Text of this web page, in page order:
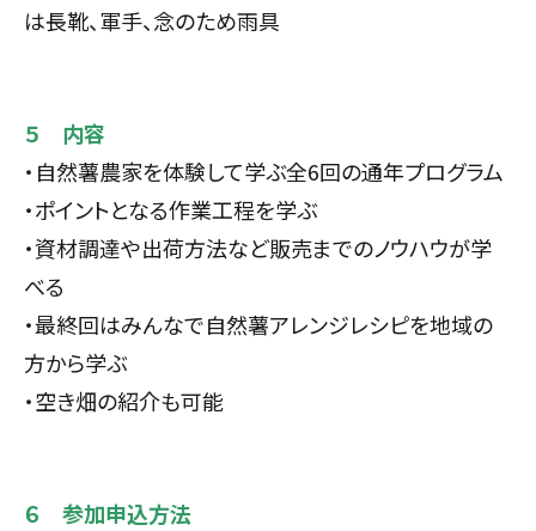
は長靴、軍手、念のため雨具
５ 内容
・自然薯農家を体験して学ぶ全6回の通年プログラム
・ポイントとなる作業工程を学ぶ
・資材調達や出荷方法など販売までのノウハウが学
べる
・最終回はみんなで自然薯アレンジレシピを地域の
方から学ぶ
・空き畑の紹介も可能
６ 参加申込方法